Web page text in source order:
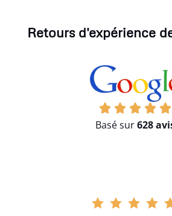
Retours d'expérience
Basé sur628